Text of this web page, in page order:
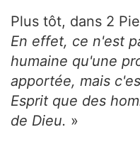
Plus tôt, dans 2
En effet, ce n'est
humaine qu'une
apportée, mais
Esprit que des
de Dieu. »